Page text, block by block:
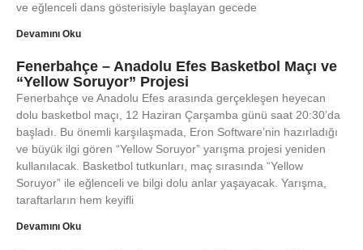
ve eğlenceli dans gösterisiyle başlayan gecede
Devamını Oku
Fenerbahçe – Anadolu Efes Basketbol Maçı ve
“Yellow Soruyor” Projesi
Fenerbahçe ve Anadolu Efes arasında gerçekleşen heyecan
dolu basketbol maçı, 12 Haziran Çarşamba günü saat 20:30’da
başladı. Bu önemli karşılaşmada, Eron Software’nin hazırladığı
ve büyük ilgi gören “Yellow Soruyor” yarışma projesi yeniden
kullanılacak. Basketbol tutkunları, maç sırasında “Yellow
Soruyor” ile eğlenceli ve bilgi dolu anlar yaşayacak. Yarışma,
taraftarların hem keyifli
Devamını Oku